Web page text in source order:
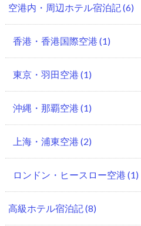
空港内・周辺ホテル宿泊記(6)
香港・香港国際空港 (1)
東京・羽田空港 (1)
沖縄・那覇空港 (1)
上海・浦東空港 (2)
ロンドン・ヒースロー空港 (1)
高級ホテル宿泊記(8)